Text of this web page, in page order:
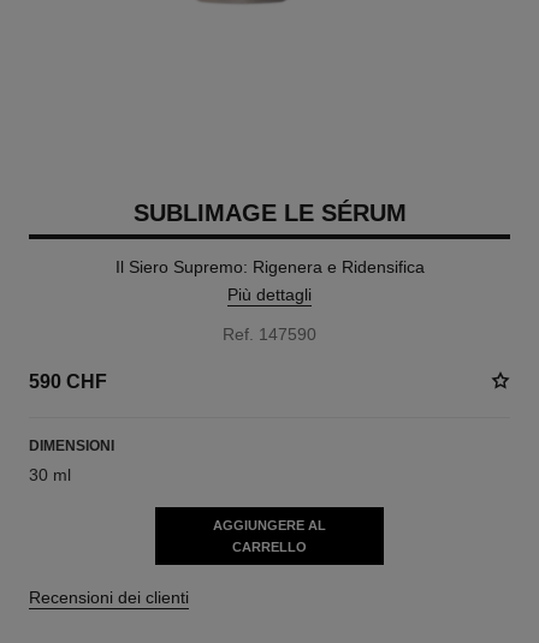
SUBLIMAGE LE SÉRUM
Il Siero Supremo: Rigenera e Ridensifica
Più dettagli
Ref. 147590
590 CHF
DIMENSIONI
30 ml
AGGIUNGERE AL
CARRELLO
Recensioni dei clienti